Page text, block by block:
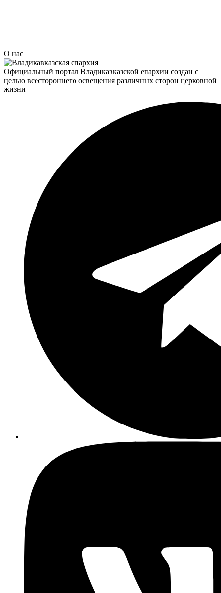
О нас
Официальный портал Владикавказской епархии создан c
целью всестороннего освещения различных сторон церковной
жизни